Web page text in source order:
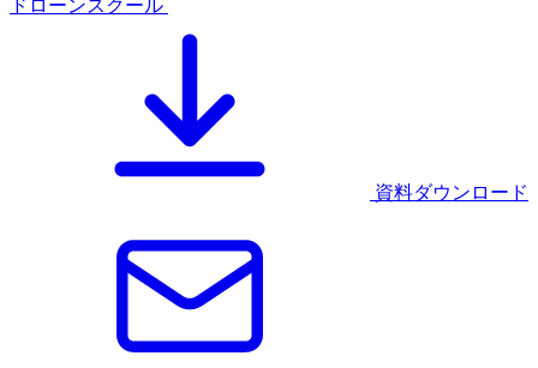
ドローンスクール
資料ダウンロード